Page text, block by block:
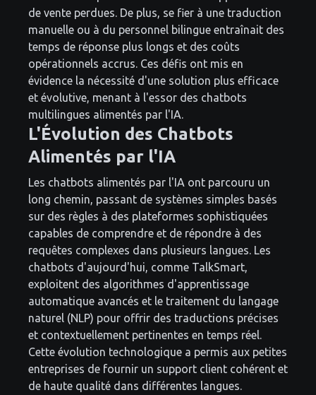
de vente perdues. De plus, se fier à une traduction
manuelle ou à du personnel bilingue entraînait des
temps de réponse plus longs et des coûts
opérationnels accrus. Ces défis ont mis en
évidence la nécessité d'une solution plus efficace
et évolutive, menant à l'essor des chatbots
multilingues alimentés par l'IA.
L'Évolution des Chatbots
Alimentés par l'IA
Les chatbots alimentés par l'IA ont parcouru un
long chemin, passant de systèmes simples basés
sur des règles à des plateformes sophistiquées
capables de comprendre et de répondre à des
requêtes complexes dans plusieurs langues. Les
chatbots d'aujourd'hui, comme TalkSmart,
exploitent des algorithmes d'apprentissage
automatique avancés et le traitement du langage
naturel (NLP) pour offrir des traductions précises
et contextuellement pertinentes en temps réel.
Cette évolution technologique a permis aux petites
entreprises de fournir un support client cohérent et
de haute qualité dans différentes langues.